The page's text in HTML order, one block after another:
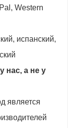
Western
испанский,
нас, а не у
является